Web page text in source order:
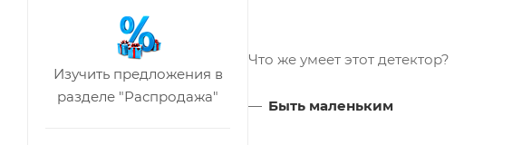
Что же умеет этот детектор?
Быть маленьким
Изучить предложения в
разделе "Распродажа"